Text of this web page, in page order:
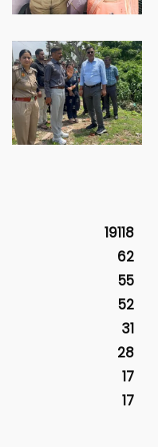
19118
62
55
52
31
28
17
17